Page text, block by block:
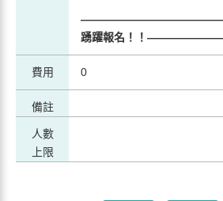
踴躍報名！！
費用 0
備註
人數
上限